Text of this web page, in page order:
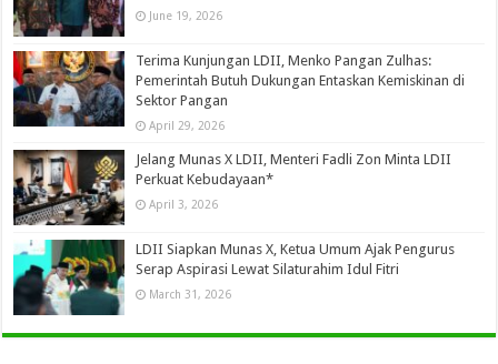
June 19, 2026
Terima Kunjungan LDII, Menko Pangan Zulhas:
Pemerintah Butuh Dukungan Entaskan Kemiskinan di
Sektor Pangan
April 29, 2026
Jelang Munas X LDII, Menteri Fadli Zon Minta LDII
Perkuat Kebudayaan*
April 3, 2026
LDII Siapkan Munas X, Ketua Umum Ajak Pengurus
Serap Aspirasi Lewat Silaturahim Idul Fitri
March 31, 2026